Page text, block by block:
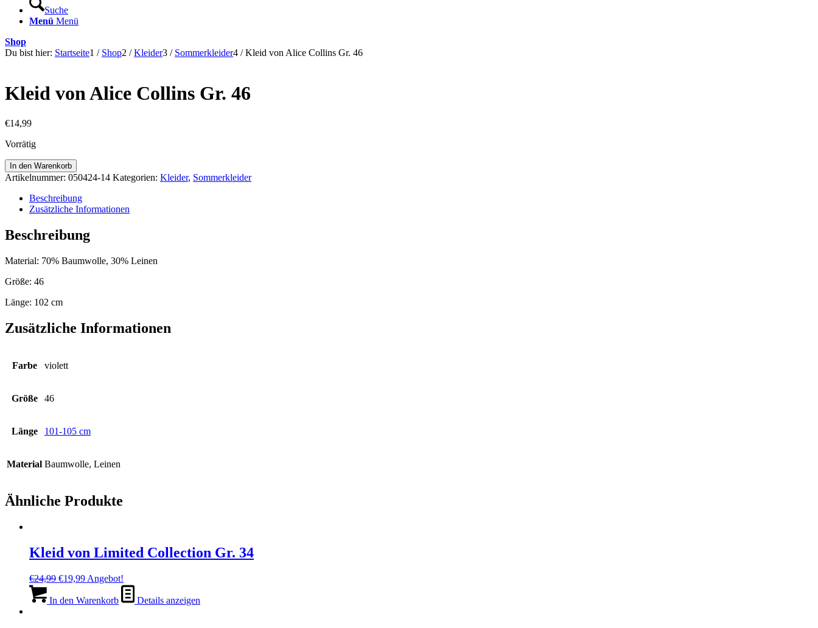
Suche
Menü Menü
Shop
Du bist hier: Startseite1 / Shop2 / Kleider3 / Sommerkleider4 / Kleid von Alice Collins Gr. 46
Kleid von Alice Collins Gr. 46
€14,99
Vorrätig
Kleid
von
Collins
Menge
In den Warenkorb
Artikelnummer: 050424-14 Kategorien: Kleider, Sommerkleider
Beschreibung
Zusätzliche Informationen
Beschreibung
Material: 70% Baumwolle, 30% Leinen
Größe: 46
Länge: 102 cm
Zusätzliche Informationen
Farbe violett
Größe 46
Länge 101-105 cm
Material Baumwolle, Leinen
Ähnliche Produkte
Kleid von Limited Collection Gr. 34
€24,99 Ursprünglicher
war:
€19,99Aktueller
ist:
Angebot!
In den Warenkorb Details anzeigen